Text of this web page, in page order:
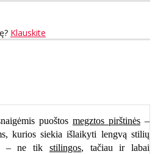
Klauskite
puoštos megztos pirštinės –
kurios siekia išlaikyti lengvą stilių
– ne tik stilingos, tačiau ir labai